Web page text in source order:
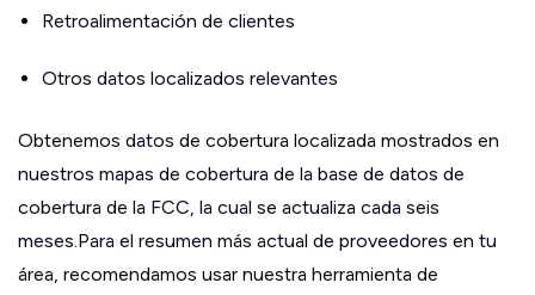
Retroalimentación de clientes
Otros datos localizados relevantes
Obtenemos datos de cobertura localizada mostrados en
nuestros mapas de cobertura de la base de datos de
cobertura de la FCC, la cual se actualiza cada seis
meses.Para el resumen más actual de proveedores en tu
área, recomendamos usar nuestra herramienta de